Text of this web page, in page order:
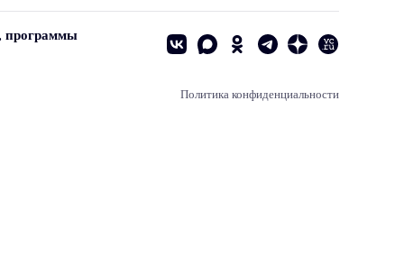
программы
Политика конфиденциальности